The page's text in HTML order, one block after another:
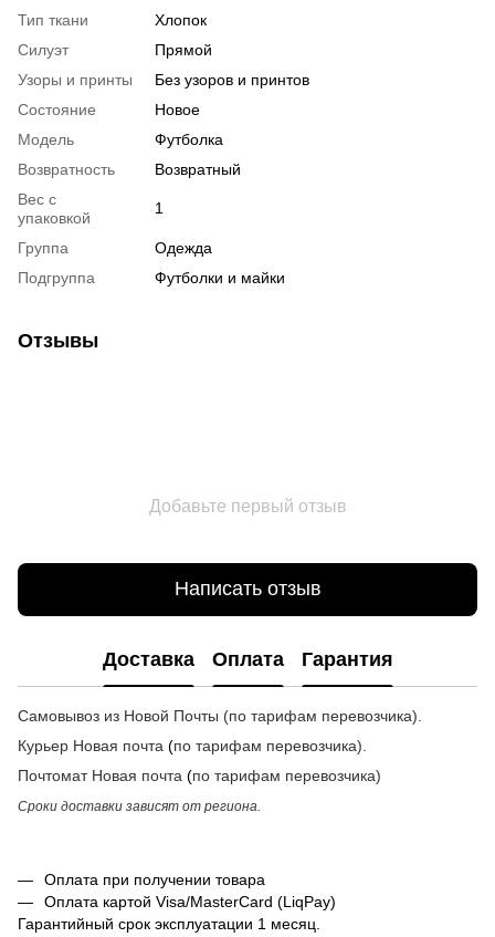
Тип ткани
Хлопок
Силуэт
Прямой
Узоры и принты
Без узоров и принтов
Состояние
Новое
Мoдель
Футболка
Возвратность
Возвратный
Вес с
упаковкой
1
Группа
Одежда
Подгруппа
Футболки и майки
Отзывы
Добавьте первый отзыв
Написать отзыв
Доставка Оплата Гарантия
Самовывоз из Новой Почты (по тарифам перевозчика).
Курьер Новая почта (по тарифам перевозчика).
Почтомат Новая почта (по тарифам перевозчика)
Сроки доставки зависят от региона.
Оплата при получении товара
Оплата картой Visa/MasterCard (LiqPay)
Гарантийный срок эксплуатации 1 месяц.